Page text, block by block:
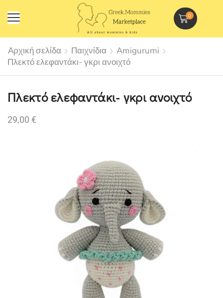
0
Αρχική σελίδα Παιχνίδια
Amigurumi
Πλεκτό ελεφαντάκι- γκρι ανοιχτό
Πλεκτό ελεφαντάκι- γκρι ανοιχτό
29,00 €